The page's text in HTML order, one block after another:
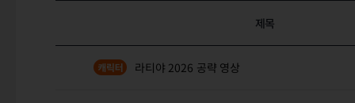
제목
라티야 2026 공략 영상